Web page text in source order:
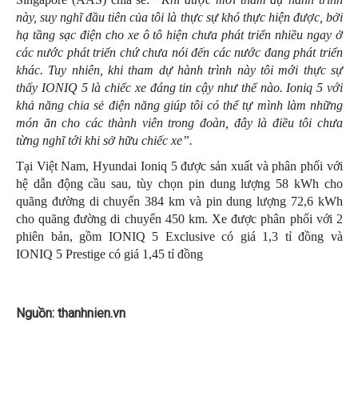
này, suy nghĩ đầu tiên của tôi là thực sự khó thực hiện được, bởi
hạ tầng sạc điện cho xe ô tô hiện chưa phát triển nhiều ngay ở
các nước phát triển chứ chưa nói đến các nước đang phát triển
khác. Tuy nhiên, khi tham dự hành trình này tôi mới thực sự
thấy IONIQ 5 là chiếc xe đáng tin cậy như thế nào. Ioniq 5 với
khả năng chia sẻ điện năng giúp tôi có thể tự mình làm những
món ăn cho các thành viên trong đoàn, đây là điều tôi chưa
từng nghĩ tới khi sở hữu chiếc xe”.
Tại Việt Nam, Hyundai Ioniq 5 được sản xuất và phân phối với
hệ dẫn động cầu sau, tùy chọn pin dung lượng 58 kWh cho
quãng đường di chuyển 384 km và pin dung lượng 72,6 kWh
cho quãng đường di chuyển 450 km. Xe được phân phối với 2
phiên bản, gồm IONIQ 5 Exclusive có giá 1,3 tỉ đồng và
IONIQ 5 Prestige có giá 1,45 tỉ đồng
Nguồn: thanhnien.vn